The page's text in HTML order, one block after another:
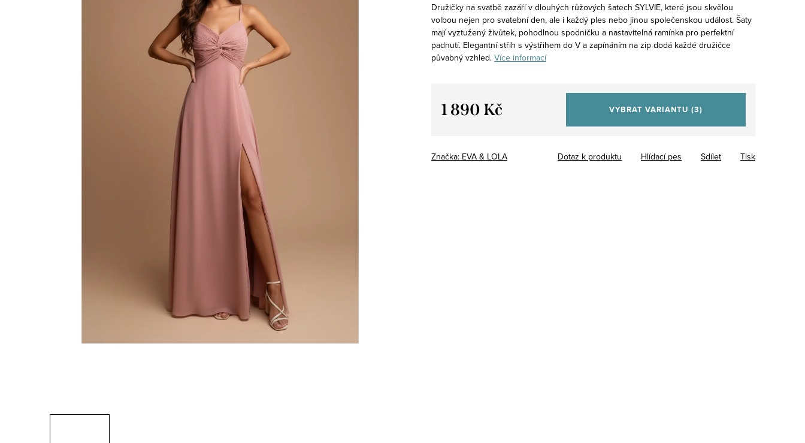
Družičky na svatbě zazáří v dlouhých růžových šatech SYLVIE, které jsou skvělou
volbou nejen pro svatební den, ale i každý ples nebo jinou společenskou událost. Šaty
mají vyztužený živůtek, pohodlnou spodničku a nastavitelná ramínka pro perfektní
padnutí. Elegantní střih s výstřihem do V a zapínáním na zip dodá každé družičce
půvabný vzhled. Více informací
1 890 Kč VYBRAT VARIANTU (3)
Značka: EVA & LOLA Tisk
Dotaz k produktu Hlídací pes Sdílet